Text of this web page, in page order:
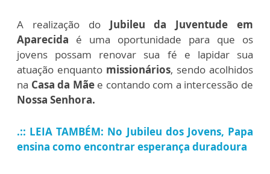
A realização do Jubileu da Juventude em
Aparecida é uma oportunidade para que os
jovens possam renovar sua fé e lapidar sua
atuação enquanto missionários, sendo acolhidos
na Casa da Mãee contando com a intercessão de
Nossa Senhora.
.:: LEIA TAMBÉM: No Jubileu dos Jovens, Papa
ensina como encontrar esperança duradoura